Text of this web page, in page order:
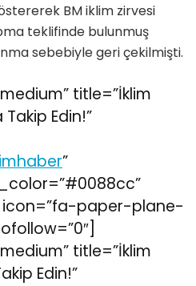
BM iklim zirvesi
teklifinde bulunmuş
sebebiyle geri çekilmişti.
title=”İklim
Edin!”
”
icon=”fa-paper-plane-
title=”İklim
Edin!”